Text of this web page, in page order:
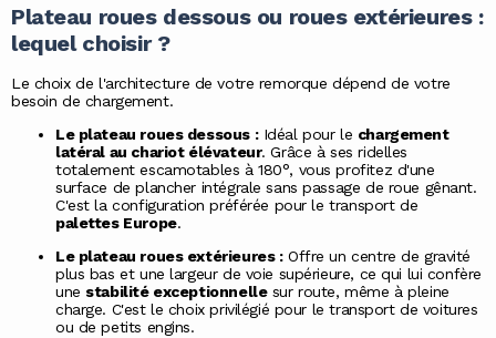
Plateau roues dessous ou roues extérieures :
lequel choisir ?
Le choix de l'architecture de votre remorque dépend de votre
besoin de chargement.
Le plateau roues dessous :Idéal pour le chargement
latéral au chariot élévateur. Grâce à ses ridelles
totalement escamotables à 180°, vous profitez d'une
surface de plancher intégrale sans passage de roue gênant.
C'est la configuration préférée pour le transport de
palettes Europe.
Le plateau roues extérieures :Offre un centre de gravité
plus bas et une largeur de voie supérieure, ce qui lui confère
une stabilité exceptionnellesur route, même à pleine
charge. C'est le choix privilégié pour le transport de voitures
ou de petits engins.